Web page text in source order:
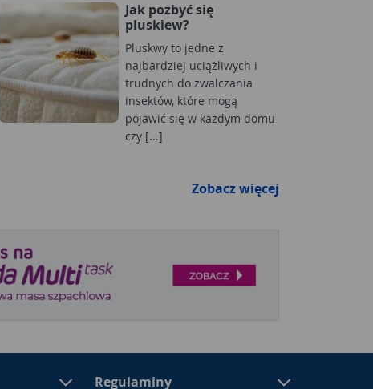
Jak pozbyć się
pluskiew?
Pluskwy to jedne z
najbardziej uciążliwych i
trudnych do zwalczania
insektów, które mogą
pojawić się w każdym domu
czy [...]
Zobacz więcej
Regulaminy